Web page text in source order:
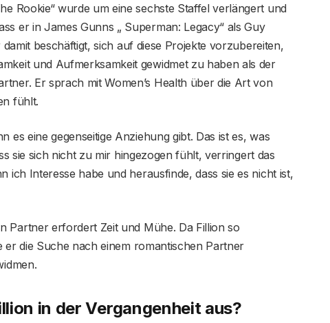
Rookie“ wurde um eine sechste Staffel verlängert und
er in James Gunns „ Superman: Legacy“ als Guy
beschäftigt, sich auf diese Projekte vorzubereiten,
und Aufmerksamkeit gewidmet zu haben als der
Er sprach mit Women’s Health über die Art von
fühlt.
es eine gegenseitige Anziehung gibt. Das ist es, was
sie sich nicht zu mir hingezogen fühlt, verringert das
ich Interesse habe und herausfinde, dass sie es nicht ist,
Partner erfordert Zeit und Mühe. Da Fillion so
er die Suche nach einem romantischen Partner
in der Vergangenheit aus?